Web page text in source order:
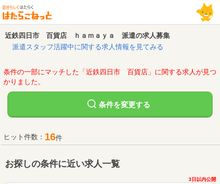
近鉄四日市 百貨店 ｈａｍａｙａ 派遣の求人募集
派遣スタッフ活躍中に関する求人情報を見てみる
条件の一部にマッチした「近鉄四日市 百貨店」に関する求人が見つ
かりました。
条件を変更する
ヒット件数： 16件
お探しの条件に近い求人一覧
3日以内公開